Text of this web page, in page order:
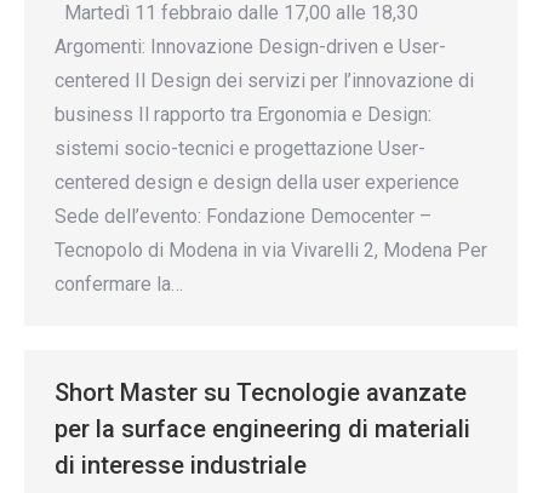
Martedì 11 febbraio dalle 17,00 alle 18,30
Argomenti: Innovazione Design-driven e User-
centered Il Design dei servizi per l’innovazione di
business Il rapporto tra Ergonomia e Design:
sistemi socio-tecnici e progettazione User-
centered design e design della user experience
Sede dell’evento: Fondazione Democenter –
Tecnopolo di Modena in via Vivarelli 2, Modena Per
confermare la…
Short Master su Tecnologie avanzate
per la surface engineering di materiali
di interesse industriale